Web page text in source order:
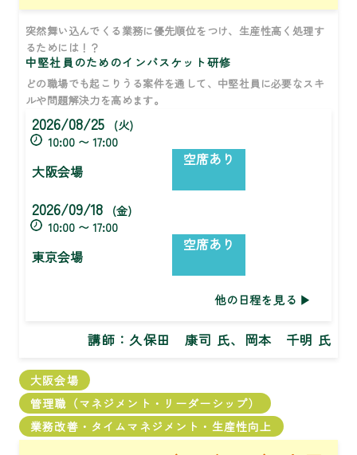
突然舞い込んでくる業務に優先順位をつけ、生産性高く処理す
るためには！？
中堅社員のためのインバスケット研修
どの職場でも起こりうる案件を通して、中堅社員に必要なスキ
ルや問題解決力を高めます。
2026/08/25
(火)
10:00 〜 17:00
大阪会場
空席あり
2026/09/18
(金)
10:00 〜 17:00
東京会場
空席あり
他の日程を見る
講師：久保田 康司 氏、岡本 千明 氏
大阪会場
管理職（マネジメント・リーダーシップ）
業務改善・タイムマネジメント・生産性向上